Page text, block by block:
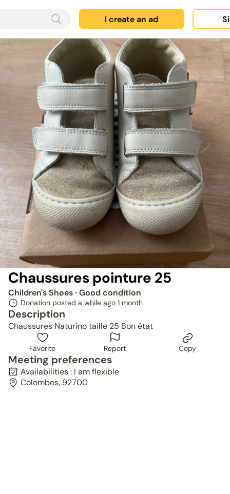
I create an ad
Chaussures pointure 25
Children's Shoes· Good condition
Donation posted a while ago 1 month
Description
Chaussures Naturino taille 25 Bon état
Favorite Report Copy
Meeting preferences
Availabilities : I am flexible
Colombes, 92700